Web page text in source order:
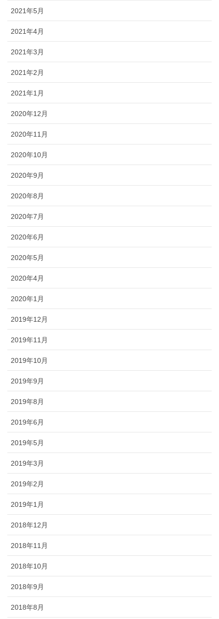
2021年5月
2021年4月
2021年3月
2021年2月
2021年1月
2020年12月
2020年11月
2020年10月
2020年9月
2020年8月
2020年7月
2020年6月
2020年5月
2020年4月
2020年1月
2019年12月
2019年11月
2019年10月
2019年9月
2019年8月
2019年6月
2019年5月
2019年3月
2019年2月
2019年1月
2018年12月
2018年11月
2018年10月
2018年9月
2018年8月